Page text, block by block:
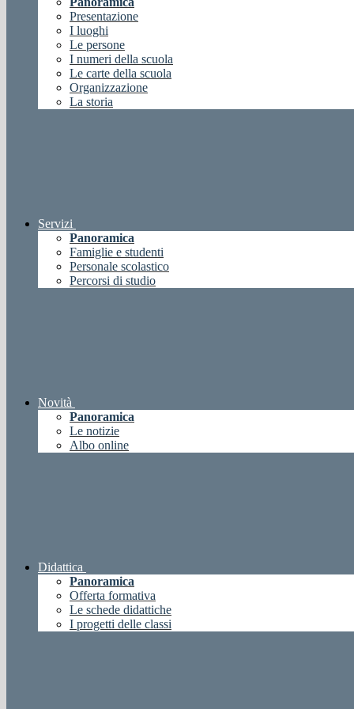
Presentazione
I luoghi
Le persone
I numeri della scuola
Le carte della scuola
Organizzazione
La storia
Servizi
Panoramica
Famiglie e studenti
Personale scolastico
Percorsi di studio
Novità
Panoramica
Le notizie
Albo online
Didattica
Panoramica
Offerta formativa
Le schede didattiche
I progetti delle classi